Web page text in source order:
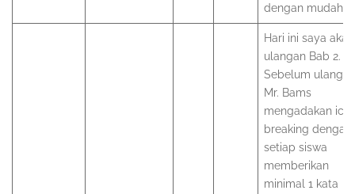
dengan mudah
Hari ini saya akan
ulangan Bab 2.
Sebelum ulangan
Mr. Bams
mengadakan ice
breaking dengan
setiap siswa
memberikan
minimal 1 kata